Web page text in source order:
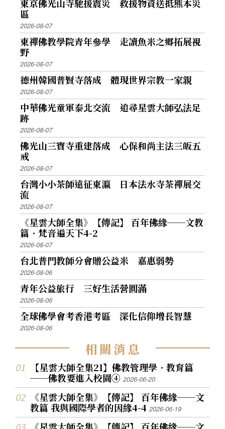
東京佛光山寺馳援震災 救援物資送抵熊本災
區
2026-08-07
東禪佛教學院青年參學 走讀魚米之鄉拓展視
野
2026-08-07
德州韓國普賢寺落成 體現世界宗教一家親
2026-08-07
中華佛光童軍泰北交流 追尋星雲大師弘法足
跡
2026-08-07
佛光山三寶寺重建落成 心保和尚主法三皈五
戒
2026-08-07
台灣小小茶師遠征東瀛 日本法水寺茶禪展交
流
2026-08-07
《星雲大師全集》【傳記】 百年佛緣──文教
篇．梵音遍天下4-2
2026-08-07
台北普門教師分會贈公益米 嘉惠弱勢
2026-08-06
青年公益旅行 三好生活營圓滿
2026-08-06
全球佛學會考香港考區 深化信仰增長智慧
2026-08-06
相關消息
【星雲大師全集21】佛教管理學．教育篇
──佛教要進入校園④2026-06-20
《星雲大師全集》【傳記】 百年佛緣──文
教篇 我與國際學者的因緣4-42026-06-19